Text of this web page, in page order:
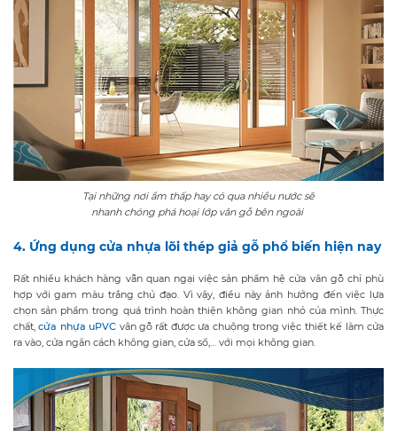
Tại những nơi ẩm thấp hay có qua nhiều nước sẽ
nhanh chóng phá hoại lớp vân gỗ bên ngoài
4. Ứng dụng cửa nhựa lõi thép giả gỗ phổ biến hiện nay
Rất nhiều khách hàng vẫn quan ngại việc sản phẩm hệ cửa vân gỗ chỉ phù
hợp với gam màu trắng chủ đạo. Vì vậy, điều này ảnh hưởng đến việc lựa
chọn sản phẩm trong quá trình hoàn thiện không gian nhỏ của mình. Thực
chất,cửa nhựa uPVC vân gỗ rất được ưa chuộng trong việc thiết kế làm cửa
ra vào, cửa ngăn cách không gian, cửa sổ,… với mọi không gian.